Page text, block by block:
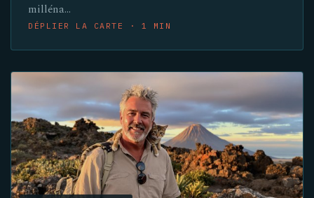
milléna…
DÉPLIER LA CARTE · 1 MIN